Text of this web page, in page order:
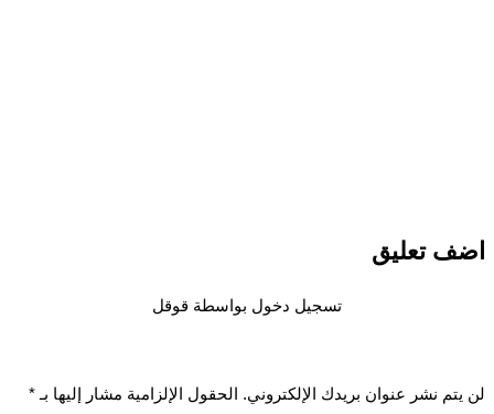
تعليق
تسجيل دخول بواسطة قوقل
نشر عنوان بريدك الإلكتروني. الحقول الإلزامية مشار إليها بـ*